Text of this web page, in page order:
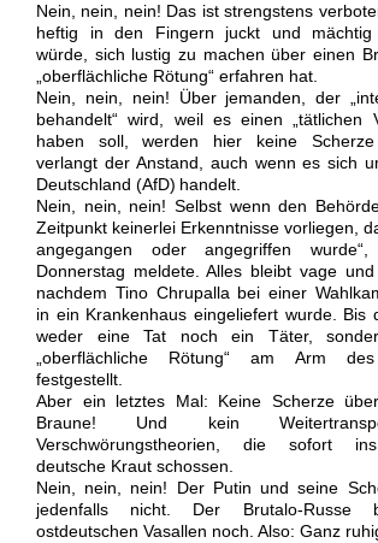
Nein, nein, nein! Das ist strengstens
heftig in den Fingern juckt und mächtig
würde, sich lustig zu machen über einen
„oberflächliche Rötung“ erfahren hat.
Nein, nein, nein! Über jemanden, der
behandelt“ wird, weil es einen „tätlichen
haben soll, werden hier keine
verlangt der Anstand, auch wenn es sich
Deutschland (AfD) handelt.
Nein, nein, nein! Selbst wenn den
Zeitpunkt keinerlei Erkenntnisse vorliegen,
angegangen oder angegriffen
Donnerstag meldete. Alles bleibt vage und
nachdem Tino Chrupalla bei einer
in ein Krankenhaus eingeliefert wurde. Bis
weder eine Tat noch ein Täter,
„oberflächliche Rötung“ am Arm des
festgestellt.
Aber ein letztes Mal: Keine Scherze
Braune! Und kein
Verschwörungstheorien, die sofort
deutsche Kraut schossen.
Nein, nein, nein! Der Putin und seine
jedenfalls nicht. Der Brutalo-Russe
ostdeutschen Vasallen noch. Also: Ganz